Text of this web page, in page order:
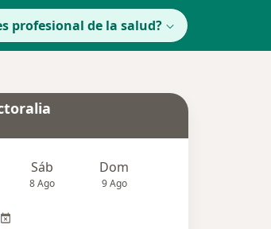
profesional de la salud?
Sáb
8 Ago
Dom
9 Ago